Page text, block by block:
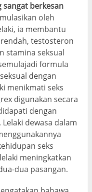
sangat berkesan
oleh
ia membantu
testosteron
stamina seksual
formula
dengan
menikmati seks
digunakan secara
dengan
dewasa dalam
seks
meningkatkan
dua pasangan.